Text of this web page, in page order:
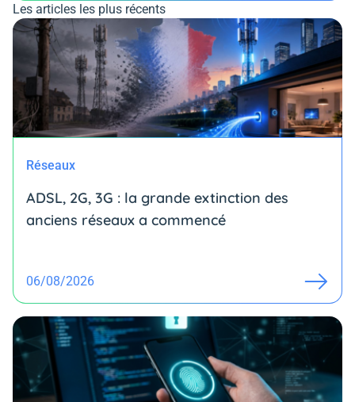
Les articles les plus récents
Réseaux
ADSL, 2G, 3G : la grande extinction des
anciens réseaux a commencé
06/08/2026